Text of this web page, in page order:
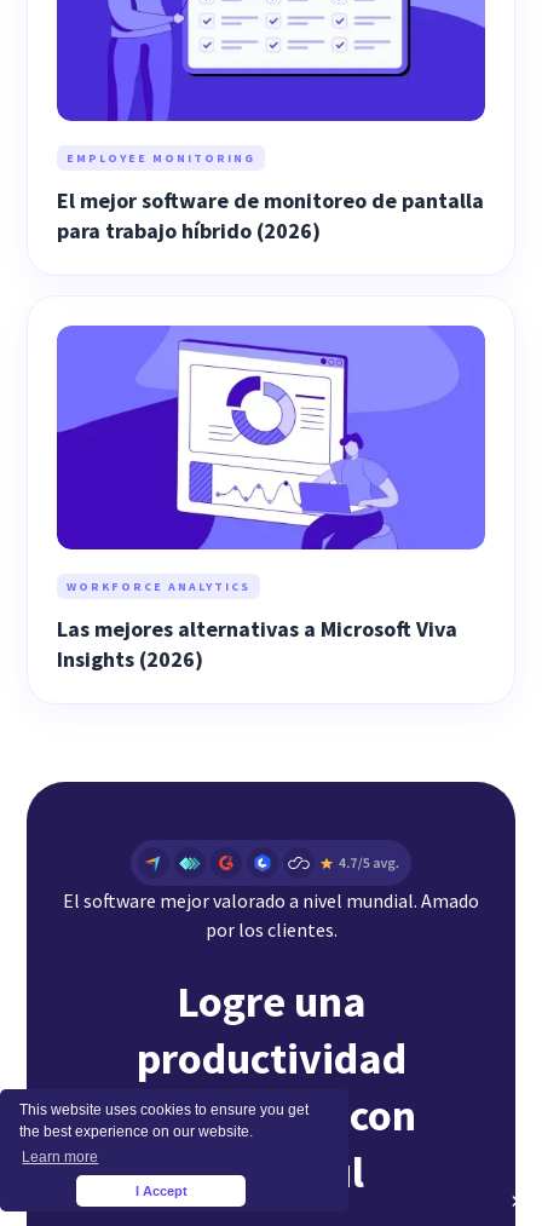
This website uses cookies to ensure you get
the best experience on our website.
Learn more
I Accept ×
EMPLOYEE MONITORING
El mejor software de monitoreo de pantalla
para trabajo híbrido (2026)
WORKFORCE ANALYTICS
Las mejores alternativas a Microsoft Viva
Insights (2026)
El software mejor valorado a nivel mundial. Amado
por los clientes.
Logre una
productividad
sostenible con
Insightful